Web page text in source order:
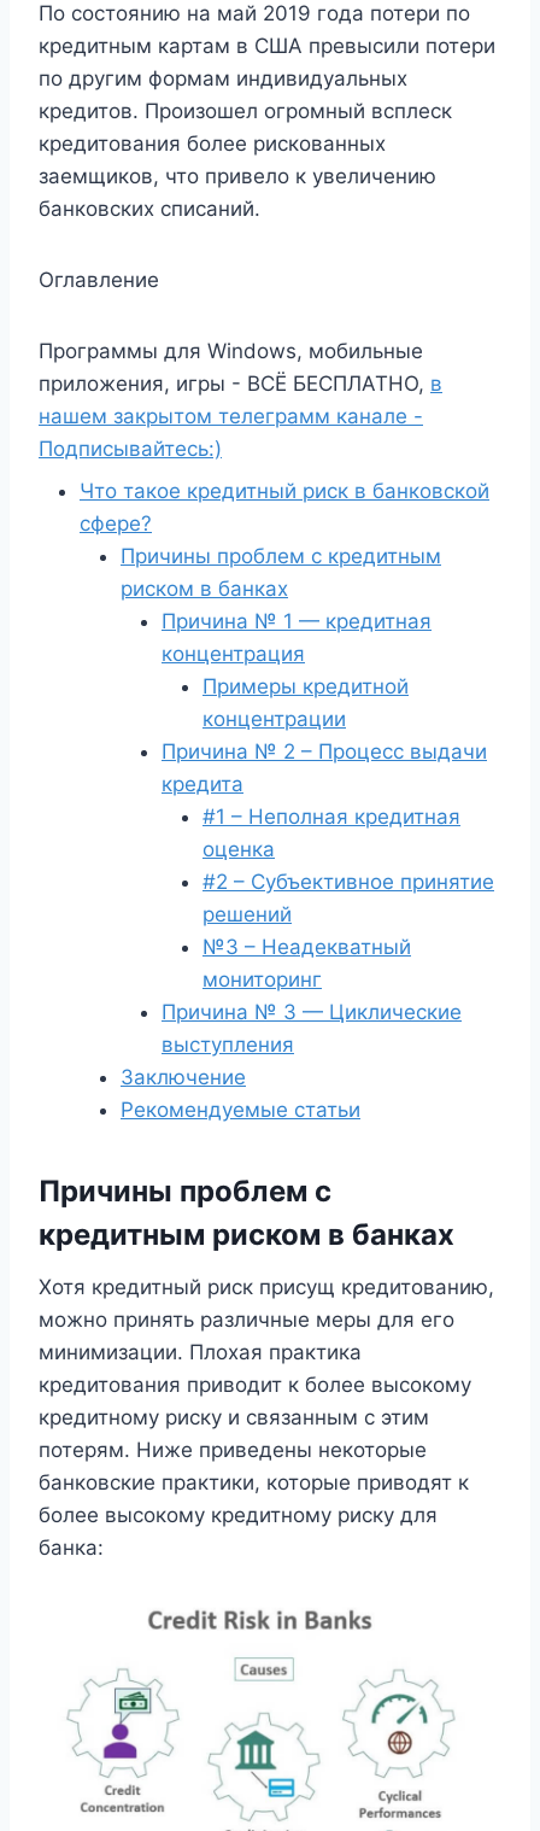
По состоянию на май 2019 года потери по
кредитным картам в США превысили потери
по другим формам индивидуальных
кредитов. Произошел огромный всплеск
кредитования более рискованных
заемщиков, что привело к увеличению
банковских списаний.
Оглавление
Программы для Windows, мобильные
приложения, игры - ВСЁ БЕСПЛАТНО, в
нашем закрытом телеграмм канале -
Подписывайтесь:)
Что такое кредитный риск в банковской
сфере?
Причины проблем с кредитным
риском в банках
Причина № 1 — кредитная
концентрация
Примеры кредитной
концентрации
Причина № 2 – Процесс выдачи
кредита
#1 – Неполная кредитная
оценка
#2 – Субъективное принятие
решений
№3 – Неадекватный
мониторинг
Причина № 3 — Циклические
выступления
Заключение
Рекомендуемые статьи
Причины проблем с
кредитным риском в банках
Хотя кредитный риск присущ кредитованию,
можно принять различные меры для его
минимизации. Плохая практика
кредитования приводит к более высокому
кредитному риску и связанным с этим
потерям. Ниже приведены некоторые
банковские практики, которые приводят к
более высокому кредитному риску для
банка: